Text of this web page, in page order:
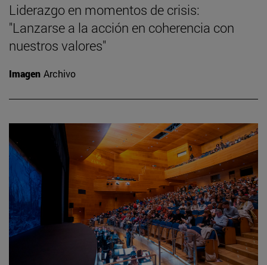
Liderazgo en momentos de crisis:
"Lanzarse a la acción en coherencia con
nuestros valores"
Imagen Archivo